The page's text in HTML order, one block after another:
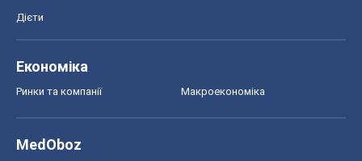
Дієти
Економіка
Ринки та компанії Макроекономіка
MedOboz